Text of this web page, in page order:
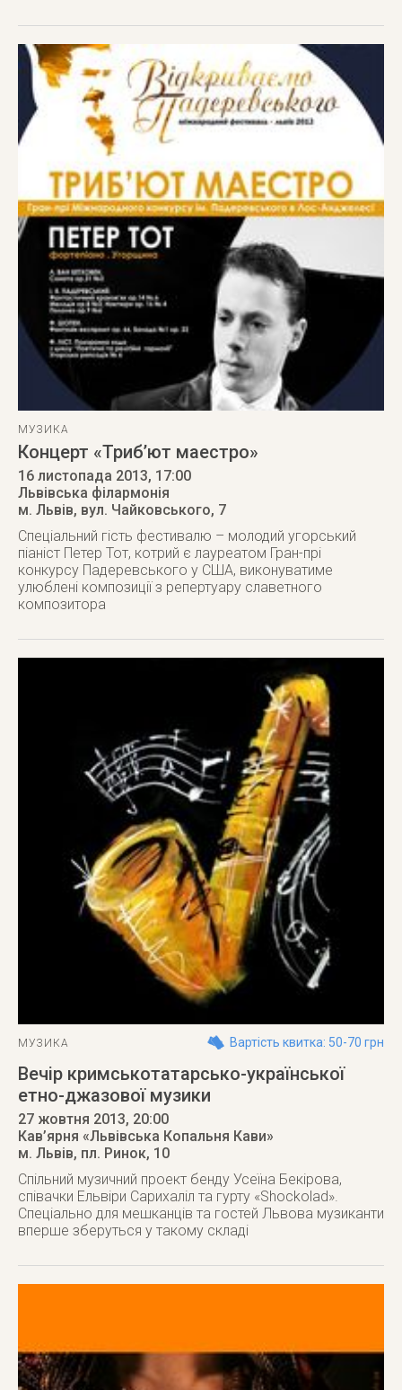
МУЗИКА
Концерт «Триб’ют маестро»
16 листопада 2013, 17:00
Львівська філармонія
м. Львів, вул. Чайковського, 7
Спеціальний гість фестивалю – молодий угорський
піаніст Петер Тот, котрий є лауреатом Гран-прі
конкурсу Падеревського у США, виконуватиме
улюблені композиції з репертуару славетного
композитора
МУЗИКА Вартість квитка: 50-70 грн
Вечір кримськотатарсько-української
етно-джазової музики
27 жовтня 2013, 20:00
Кав’ярня «Львівська Копальня Кави»
м. Львів, пл. Ринок, 10
Спільний музичний проект бенду Усеїна Бекірова,
співачки Ельвіри Сарихаліл та гурту «Shockolad».
Спеціально для мешканців та гостей Львова музиканти
вперше зберуться у такому складі